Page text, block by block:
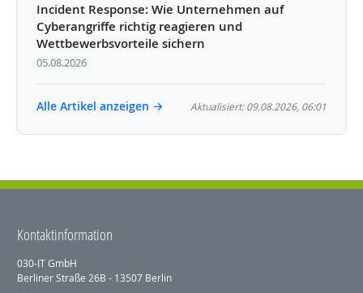
Incident Response: Wie Unternehmen auf
Cyberangriffe richtig reagieren und
Wettbewerbsvorteile sichern
05.08.2026
Alle Artikel anzeigen → Aktualisiert: 09.08.2026, 06:01
Kontaktinformation
030-IT GmbH
Berliner Straße 26B - 13507 Berlin